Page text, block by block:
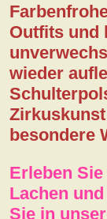
Outfits und
wieder
besondere
Erleben
Lachen
Sie in